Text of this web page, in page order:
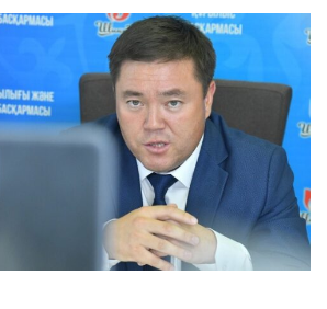
n
kl
a
ss
e
gr
a
m
.R
u
er п
а
в
т
ь